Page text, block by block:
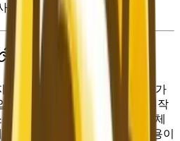
로잡는 판타지 소재 제작.
생성 분야에서 상업적 가치가 가
니다. 기존 제품 촬영에는 사진작
및 후반 작업이 필요하며, 전체
당 수백 원에서 수천 원의 비용이